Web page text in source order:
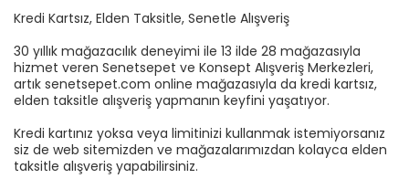
Kredi Kartsız, Elden Taksitle, Senetle Alışveriş
30 yıllık mağazacılık deneyimi ile 13 ilde 28 mağazasıyla
hizmet veren Senetsepet ve Konsept Alışveriş Merkezleri,
artık senetsepet.com online mağazasıyla da kredi kartsız,
elden taksitle alışveriş yapmanın keyfini yaşatıyor.
Kredi kartınız yoksa veya limitinizi kullanmak istemiyorsanız
siz de web sitemizden ve mağazalarımızdan kolayca elden
taksitle alışveriş yapabilirsiniz.